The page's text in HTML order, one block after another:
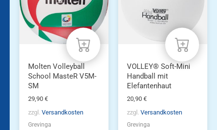
Molten Volleyball
School MasteR V5M-
SM
29,90 €
zzgl. Versandkosten
Grevinga
VOLLEY® Soft-Mini
Handball mit
Elefantenhaut
20,90 €
zzgl. Versandkosten
Grevinga